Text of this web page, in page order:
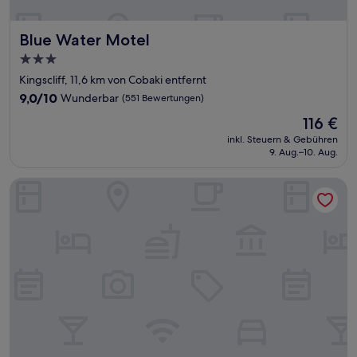
Blue Water Motel
Blue Water Motel
3.0-
Sterne-
Unterkunft
Kingscliff, 11,6 km von Cobaki entfernt
9.0
9,0/10 Wunderbar (551 Bewertungen)
Der
Preis
beträgt
116 €
inkl. Steuern & Gebühren
9. Aug.–10. Aug.